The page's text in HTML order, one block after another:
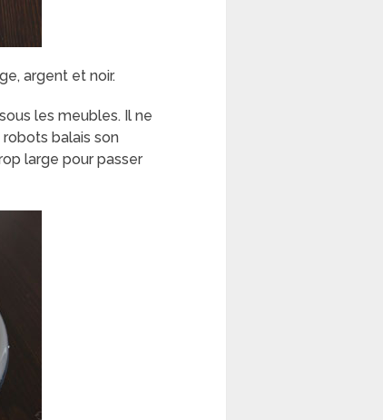
argent et noir.
les meubles. Il ne
balais son
large pour passer